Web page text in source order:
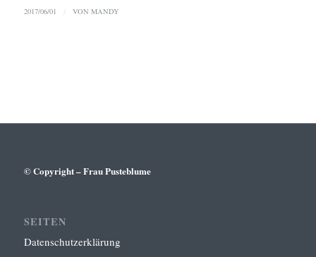
2017/06/01 / VON MANDY
© Copyright – Frau Pusteblume
SEITEN
Datenschutzerklärung